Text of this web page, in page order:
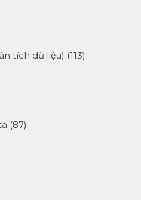
tích dữ liệu) (113)
(87)